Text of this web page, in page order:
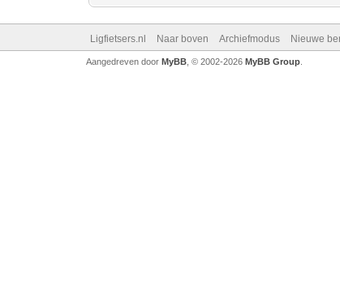
Ligfietsers.nl Naar boven Archiefmodus Nieuwe
Aangedreven door MyBB, © 2002-2026 MyBB Group.